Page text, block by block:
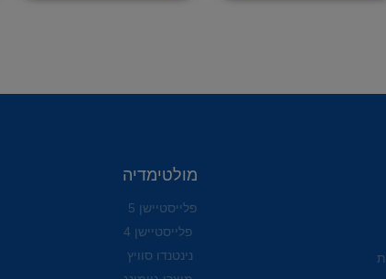
מולטימדיה
פלייסטיישן 5
פלייסטיישן 4
נינטנדו סוויץ